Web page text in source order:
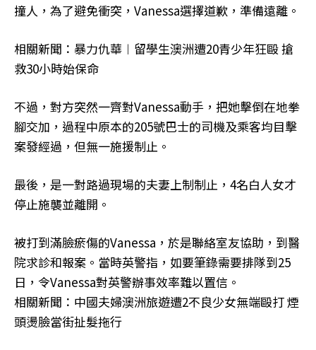
撞人，為了避免衝突，Vanessa選擇道歉，準備遠離。
相關新聞：暴力仇華︱留學生澳洲遭20青少年狂毆 搶
救30小時始保命
不過，對方突然一齊對Vanessa動手，把她擊倒在地拳
腳交加，過程中原本的205號巴士的司機及乘客均目擊
案發經過，但無一施援制止。
最後，是一對路過現場的夫妻上制制止，4名白人女才
停止施襲並離開。
被打到滿臉瘀傷的Vanessa，於是聯絡室友協助，到醫
院求診和報案。當時英警指，如要筆錄需要排隊到25
日，令Vanessa對英警辦事效率難以置信。
相關新聞：中國夫婦澳洲旅遊遭2不良少女無端毆打 煙
頭燙臉當街扯髮拖行